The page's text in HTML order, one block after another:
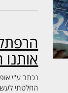
נכתב ע"י
החלטתי לעשות